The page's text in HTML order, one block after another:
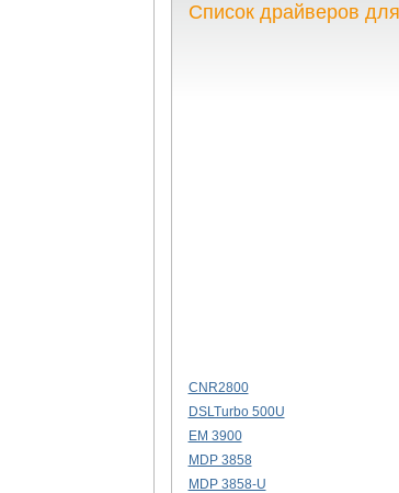
Список драйверов
CNR2800
DSLTurbo 500U
EM 3900
MDP 3858
MDP 3858-U